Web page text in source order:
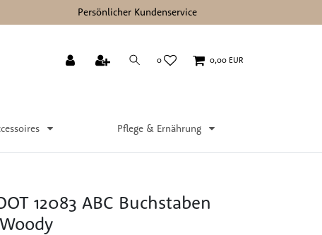
Persönlicher Kundenservice
0 0,00 EUR
Pflege & Ernährung
12083 ABC Buchstaben